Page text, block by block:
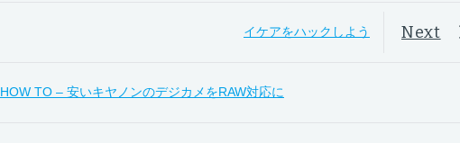
イケアをハックしよう Next
HOW TO – 安いキヤノンのデジカメをRAW対応に